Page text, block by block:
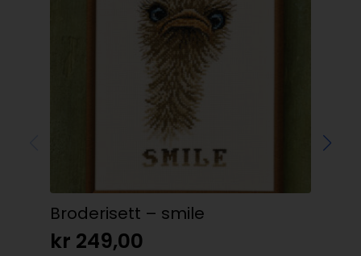
Broderisett – smile
kr 249,00